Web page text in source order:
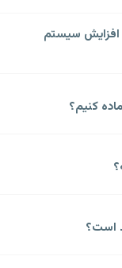
افزایش سیستم
کنیم؟
است؟